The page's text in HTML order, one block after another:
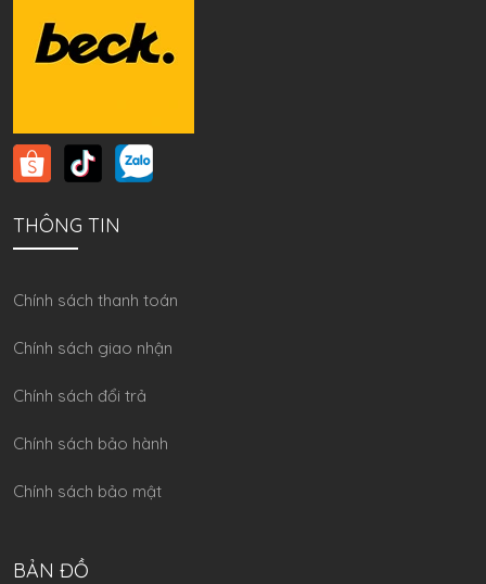
THÔNG TIN
Chính sách thanh toán
Chính sách giao nhận
Chính sách đổi trả
Chính sách bảo hành
Chính sách bảo mật
BẢN ĐỒ